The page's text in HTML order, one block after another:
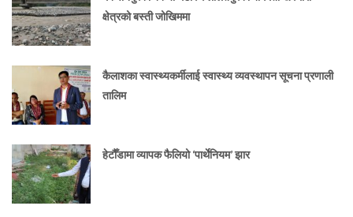
क्षेत्रको बस्ती जोखिममा
कैलाशका स्वास्थ्यकर्मीलाई स्वास्थ्य व्यवस्थापन सूचना प्रणाली
तालिम
हेटौँडामा व्यापक फैलियो ‘पार्थेनियम’ झार